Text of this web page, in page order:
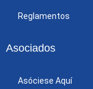
Reglamentos
Asociados
Asóciese Aquí